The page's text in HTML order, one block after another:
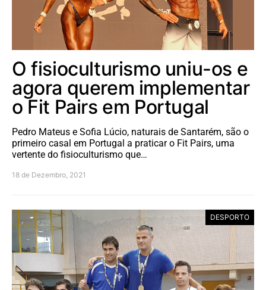
O fisioculturismo uniu-os e
agora querem implementar
o Fit Pairs em Portugal
Pedro Mateus e Sofia Lúcio, naturais de Santarém, são o
primeiro casal em Portugal a praticar o Fit Pairs, uma
vertente do fisioculturismo que…
18 de Dezembro, 2021
DESPORTO